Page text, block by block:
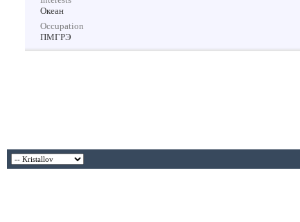
Океан
Occupation
ПМГРЭ